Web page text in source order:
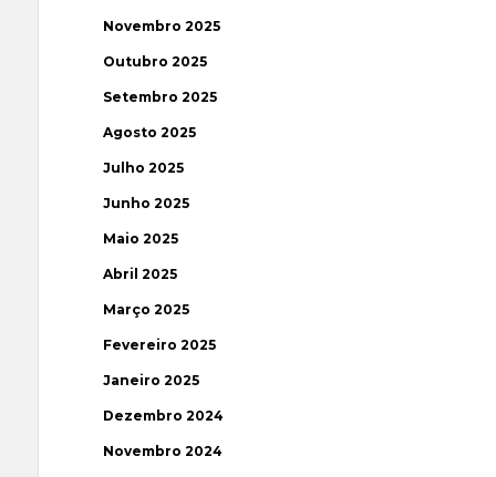
Novembro 2025
Outubro 2025
Setembro 2025
Agosto 2025
Julho 2025
Junho 2025
Maio 2025
Abril 2025
Março 2025
Fevereiro 2025
Janeiro 2025
Dezembro 2024
Novembro 2024